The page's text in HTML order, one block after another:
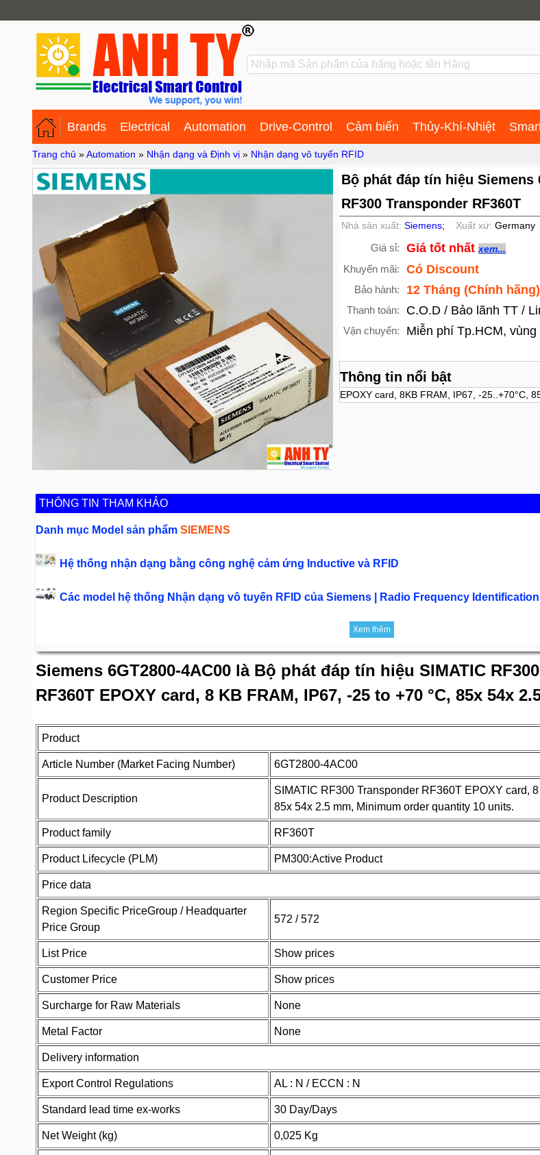
Brands Electrical Automation Drive-Control Cảm biến Thủy-Khí-Nhiệt
Trang chủ »Automation » Nhận dạng và Định vị » Nhận dạng vô tuyến RFID
Bộ phát đáp tín hiệu Siemens
RF300 Transponder RF360T
Nhà sản xuất: Siemens; Xuất xứ: Germany
Giá sỉ: Giá tốt nhấtxem...
Khuyến mãi: Có Discount
Bảo hành: 12 Tháng (Chính hãng)
Thanh toán: C.O.D / Bảo lãnh TT /
Vận chuyển: Miễn phí Tp.HCM, vùng
Thông tin nổi bật
EPOXY card, 8KB FRAM, IP67, -25..+70°C,
THÔNG TIN THAM KHẢO
Danh mục Model sản phẩm SIEMENS
Hệ thống nhận dạng bằng công nghệ cảm ứng Inductive và RFID
Các model hệ thống Nhận dạng vô tuyến RFID của Siemens | Radio Frequency
Xem thêm
Siemens 6GT2800-4AC00 là Bộ phát đáp tín hiệu SIMATIC
RF360T EPOXY card, 8 KB FRAM, IP67, -25 to +70 °C, 85x 54x
Product
Article Number (Market Facing Number) 6GT2800-4AC00
Product Description
SIMATIC RF300 Transponder RF360T EPOXY card,
85x 54x 2.5 mm, Minimum order quantity 10 units.
Product family RF360T
Product Lifecycle (PLM) PM300:Active Product
Price data
Region Specific PriceGroup / Headquarter
Price Group
572 / 572
List Price Show prices
Customer Price Show prices
Surcharge for Raw Materials None
Metal Factor None
Delivery information
Export Control Regulations AL : N / ECCN : N
Standard lead time ex-works 30 Day/Days
Net Weight (kg) 0,025 Kg